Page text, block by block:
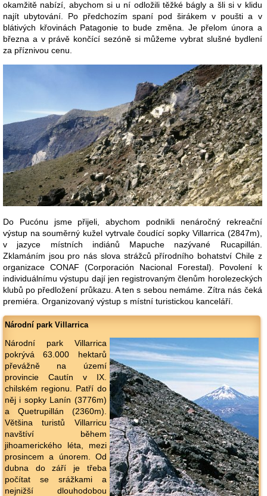
okamžitě nabízí, abychom si u ní odložili těžké bágly a šli si v klidu
najít ubytování. Po předchozím spaní pod širákem v poušti a v
blátivých křovinách Patagonie to bude změna. Je přelom února a
března a v právě končící sezóně si můžeme vybrat slušné bydlení
za příznivou cenu.
Do Pucónu jsme přijeli, abychom podnikli nenáročný rekreační
výstup na souměrný kužel vytrvale čoudící sopky Villarrica (2847m),
v jazyce místních indiánů Mapuche nazývané Rucapillán.
Zklamáním jsou pro nás slova strážců přírodního bohatství Chile z
organizace CONAF (Corporación Nacional Forestal). Povolení k
individuálnímu výstupu dají jen registrovaným členům horolezeckých
klubů po předložení průkazu. A ten s sebou nemáme. Zítra nás čeká
premiéra. Organizovaný výstup s místní turistickou kanceláří.
Národní park Villarrica
Národní park Villarrica
pokrývá 63.000 hektarů
převážně na území
provincie Cautín v IX.
chilském regionu. Patří do
něj i sopky Lanín (3776m)
a Quetrupillán (2360m).
Většina turistů Villarricu
navštíví během
jihoamerického léta, mezi
prosincem a únorem. Od
dubna do září je třeba
počítat se srážkami a
nejnižší dlouhodobou